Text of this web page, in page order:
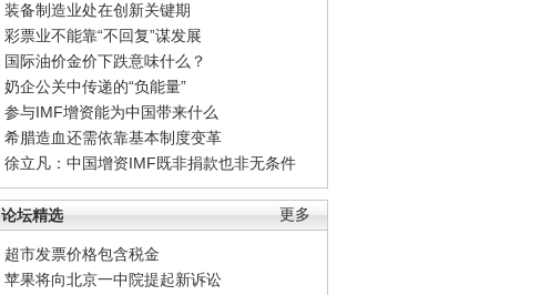
装备制造业处在创新关键期
彩票业不能靠“不回复”谋发展
国际油价金价下跌意味什么？
奶企公关中传递的“负能量”
参与IMF增资能为中国带来什么
希腊造血还需依靠基本制度变革
徐立凡：中国增资IMF既非捐款也非无条件
更多
论坛精选
超市发票价格包含税金
苹果将向北京一中院提起新诉讼